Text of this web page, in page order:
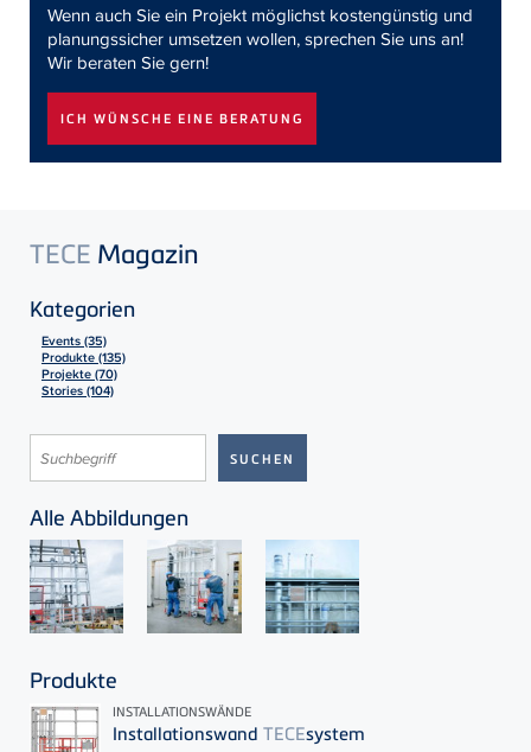
Wenn auch Sie ein Projekt möglichst kostengünstig und
planungssicher umsetzen wollen, sprechen Sie uns an!
Wir beraten Sie gern!
ICH WÜNSCHE EINE BERATUNG
TECE Magazin
Kategorien
Events (35)
Produkte (135)
Projekte (70)
Stories (104)
Alle Abbildungen
Produkte
INSTALLATIONSWÄNDE
Installationswand TECEsystem